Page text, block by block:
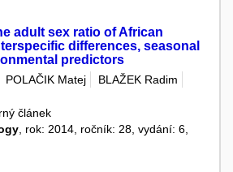
adult sex ratio of African
differences, seasonal
predictors
POLAČIK Matej
BLAŽEK Radim
článek
, rok: 2014, ročník: 28, vydání: 6,